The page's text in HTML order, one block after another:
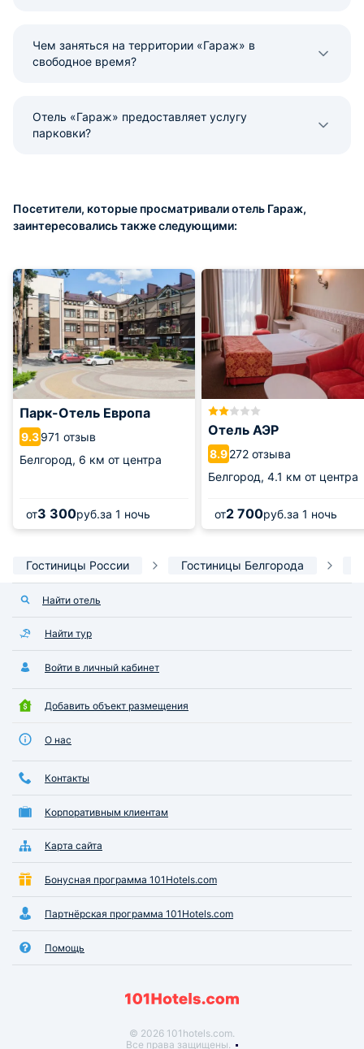
Чем заняться на территории «Гараж» в
свободное время?
Отель «Гараж» предоставляет услугу
парковки?
Посетители, которые просматривали отель Гараж,
заинтересовались также следующими:
Парк-Отель Европа
9.3971 отзыв
Белгород, 6 км от центра
от3 300руб.за 1 ночь
Отель АЭР
8.9272 отзыва
Белгород, 4.1 км от центра
от2 700руб.за 1 ночь
Гостиницы России Гостиницы Белгорода
Найти отель
Найти тур
Войти в личный кабинет
Добавить объект размещения
О нас
Контакты
Корпоративным клиентам
Карта сайта
Бонусная программа 101Hotels.com
Партнёрская программа 101Hotels.com
Помощь
© 2026 101hotels.com.
Все права защищены.